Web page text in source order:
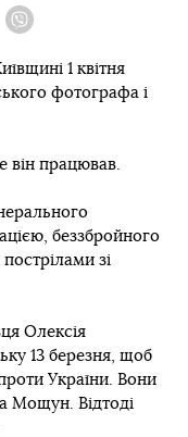
1 квітня
фотографа і
він працював.
беззбройного
зі
Олексія
13 березня, щоб
України. Вони
Мощун. Відтоді